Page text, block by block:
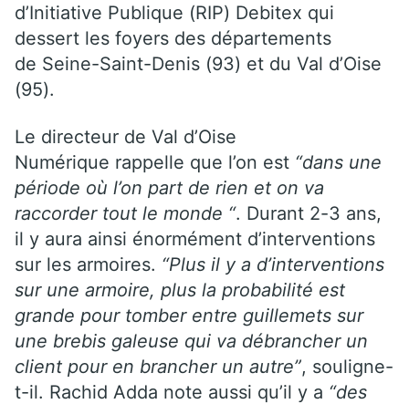
d’Initiative Publique (RIP) Debitex qui
dessert les foyers des départements
de Seine-Saint-Denis (93) et du Val d’Oise
(95).
Le directeur de Val d’Oise
Numérique rappelle que l’on est “dans une
période où l’on part de rien et on va
raccorder tout le monde “. Durant 2-3 ans,
il y aura ainsi énormément d’interventions
sur les armoires. “Plus il y a d’interventions
sur une armoire, plus la probabilité est
grande pour tomber entre guillemets sur
une brebis galeuse qui va débrancher un
client pour en brancher un autre”, souligne-
t-il. Rachid Adda note aussi qu’il y a “des